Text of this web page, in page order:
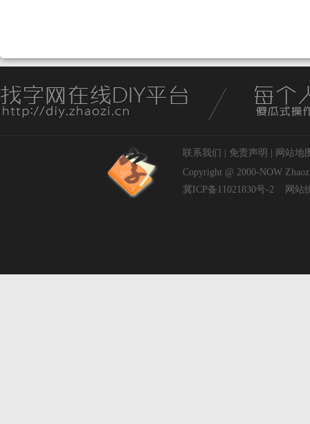
联系我们 免责声明
网站地
Copyright @ 2000-NOW
冀ICP备11021830号-2
网站